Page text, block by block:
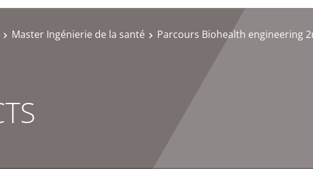
Master Ingénierie de la santé Parcours Biohealth engineering